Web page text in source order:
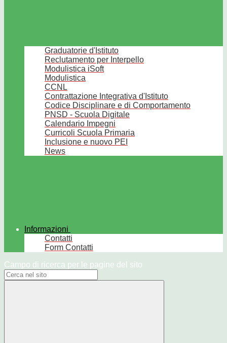
Graduatorie d'Istituto
Reclutamento per Interpello
Modulistica iSoft
Modulistica
CCNL
Contrattazione Integrativa d'Istituto
Codice Disciplinare e di Comportamento
PNSD - Scuola Digitale
Calendario Impegni
Curricoli Scuola Primaria
Inclusione e nuovo PEI
News
Informazioni
Contatti
Form Contatti
Campo di ricerca per le pagine del sito